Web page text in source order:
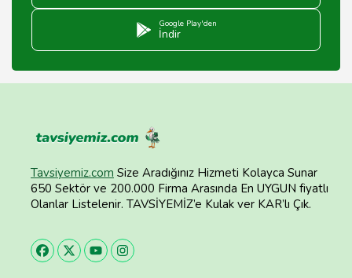
Google Play'den
İndir
Tavsiyemiz.com Size Aradığınız Hizmeti Kolayca Sunar
650 Sektör ve 200.000 Firma Arasında En UYGUN fiyatlı
Olanlar Listelenir. TAVSİYEMİZ’e Kulak ver KAR’lı Çık.